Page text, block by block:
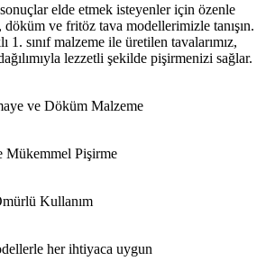
elde etmek isteyenler için özenle
ve fritöz tava modellerimizle tanışın.
1. sınıf malzeme ile üretilen tavalarımız,
lezzetli şekilde pişirmenizi sağlar.
ve Döküm Malzeme
Mükemmel Pişirme
Kullanım
her ihtiyaca uygun